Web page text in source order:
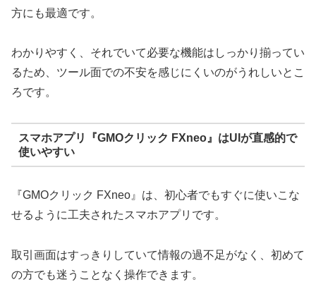
方にも最適です。
わかりやすく、それでいて必要な機能はしっかり揃ってい
るため、ツール面での不安を感じにくいのがうれしいとこ
ろです。
スマホアプリ『GMOクリック FXneo』はUIが直感的で
使いやすい
『GMOクリック FXneo』は、初心者でもすぐに使いこな
せるように工夫されたスマホアプリです。
取引画面はすっきりしていて情報の過不足がなく、初めて
の方でも迷うことなく操作できます。